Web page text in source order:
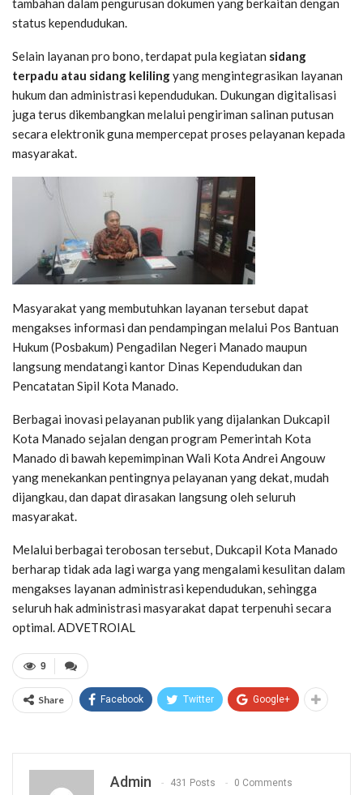
tambahan dalam pengurusan dokumen yang berkaitan dengan
status kependudukan.
Selain layanan pro bono, terdapat pula kegiatan sidang
terpadu atau sidang kelilingyang mengintegrasikan layanan
hukum dan administrasi kependudukan. Dukungan digitalisasi
juga terus dikembangkan melalui pengiriman salinan putusan
secara elektronik guna mempercepat proses pelayanan kepada
masyarakat.
Masyarakat yang membutuhkan layanan tersebut dapat
mengakses informasi dan pendampingan melalui Pos Bantuan
Hukum (Posbakum) Pengadilan Negeri Manado maupun
langsung mendatangi kantor Dinas Kependudukan dan
Pencatatan Sipil Kota Manado.
Berbagai inovasi pelayanan publik yang dijalankan Dukcapil
Kota Manado sejalan dengan program Pemerintah Kota
Manado di bawah kepemimpinan Wali Kota Andrei Angouw
yang menekankan pentingnya pelayanan yang dekat, mudah
dijangkau, dan dapat dirasakan langsung oleh seluruh
masyarakat.
Melalui berbagai terobosan tersebut, Dukcapil Kota Manado
berharap tidak ada lagi warga yang mengalami kesulitan dalam
mengakses layanan administrasi kependudukan, sehingga
seluruh hak administrasi masyarakat dapat terpenuhi secara
optimal. ADVETROIAL
9
Share Facebook Twitter Google+
Admin 431 Posts 0 Comments